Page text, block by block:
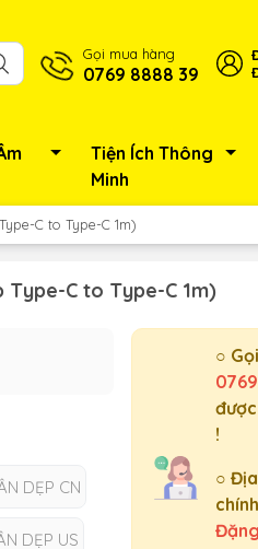
Gọi mua hàng
0769 8888 39
Tiện Ích Thông
Minh
C to Type-C 1m)
Type-C to Type-C 1m)
DẸP CN
DẸP US
○
!
○